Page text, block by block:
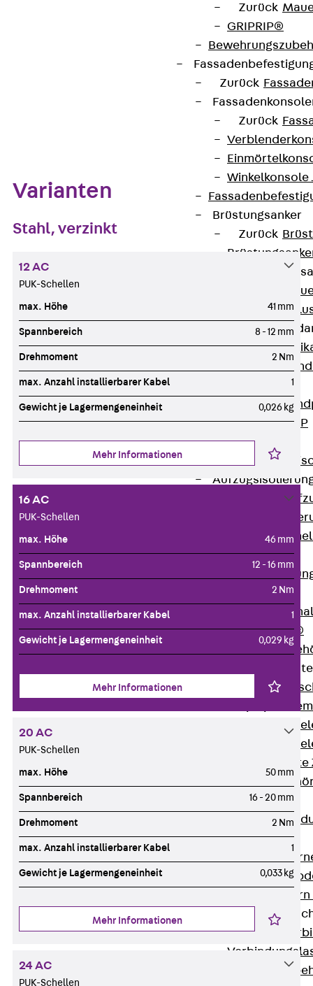
Zurück
GRIPRIP®
Zurück
Zurück
Winkelkonsole
Brüstungsanker
Zurück
Attika-
Zurück
Zurück
Windpost JWP
Schallisolation
Schalung
Schalrohre
RAPIDOBAT®
Schalrohre
Zurück
Verbindung
Dorne
Querkraftdorn
Zurück
Datenblatt herunterladen
Varianten
Stahl, verzinkt
12 AC
PUK-Schellen
max. Höhe 41 mm
Spannbereich 8 - 12 mm
Drehmoment 2 Nm
max. Anzahl installierbarer Kabel 1
Gewicht je Lagermengeneinheit 0,026 kg
Mehr Informationen
16 AC
PUK-Schellen
max. Höhe 46 mm
Spannbereich 12 - 16 mm
Drehmoment 2 Nm
max. Anzahl installierbarer Kabel 1
Gewicht je Lagermengeneinheit 0,029 kg
Mehr Informationen
20 AC
PUK-Schellen
max. Höhe 50 mm
Spannbereich 16 - 20 mm
Drehmoment 2 Nm
max. Anzahl installierbarer Kabel 1
Gewicht je Lagermengeneinheit 0,033 kg
Mehr Informationen
24 AC
PUK-Schellen